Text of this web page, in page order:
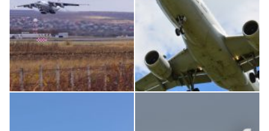
MC-130, 15731 An12, UR-CGV